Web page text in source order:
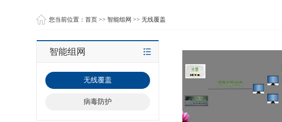
您当前位置： 首页 >> 智能组网 >> 无线覆盖
智能组网
无线覆盖
病毒防护